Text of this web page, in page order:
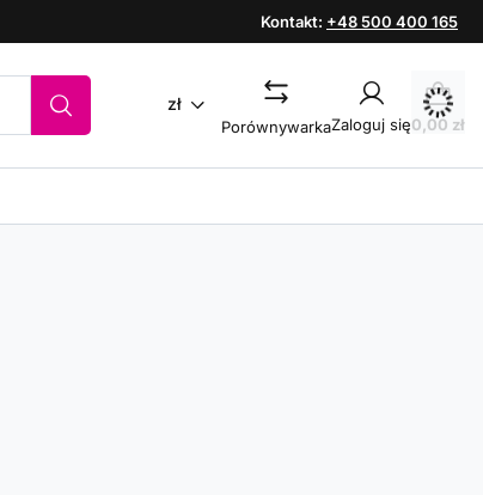
Kontakt: +48 500 400 165
zł
PorównywarkaZaloguj się0,00 zł